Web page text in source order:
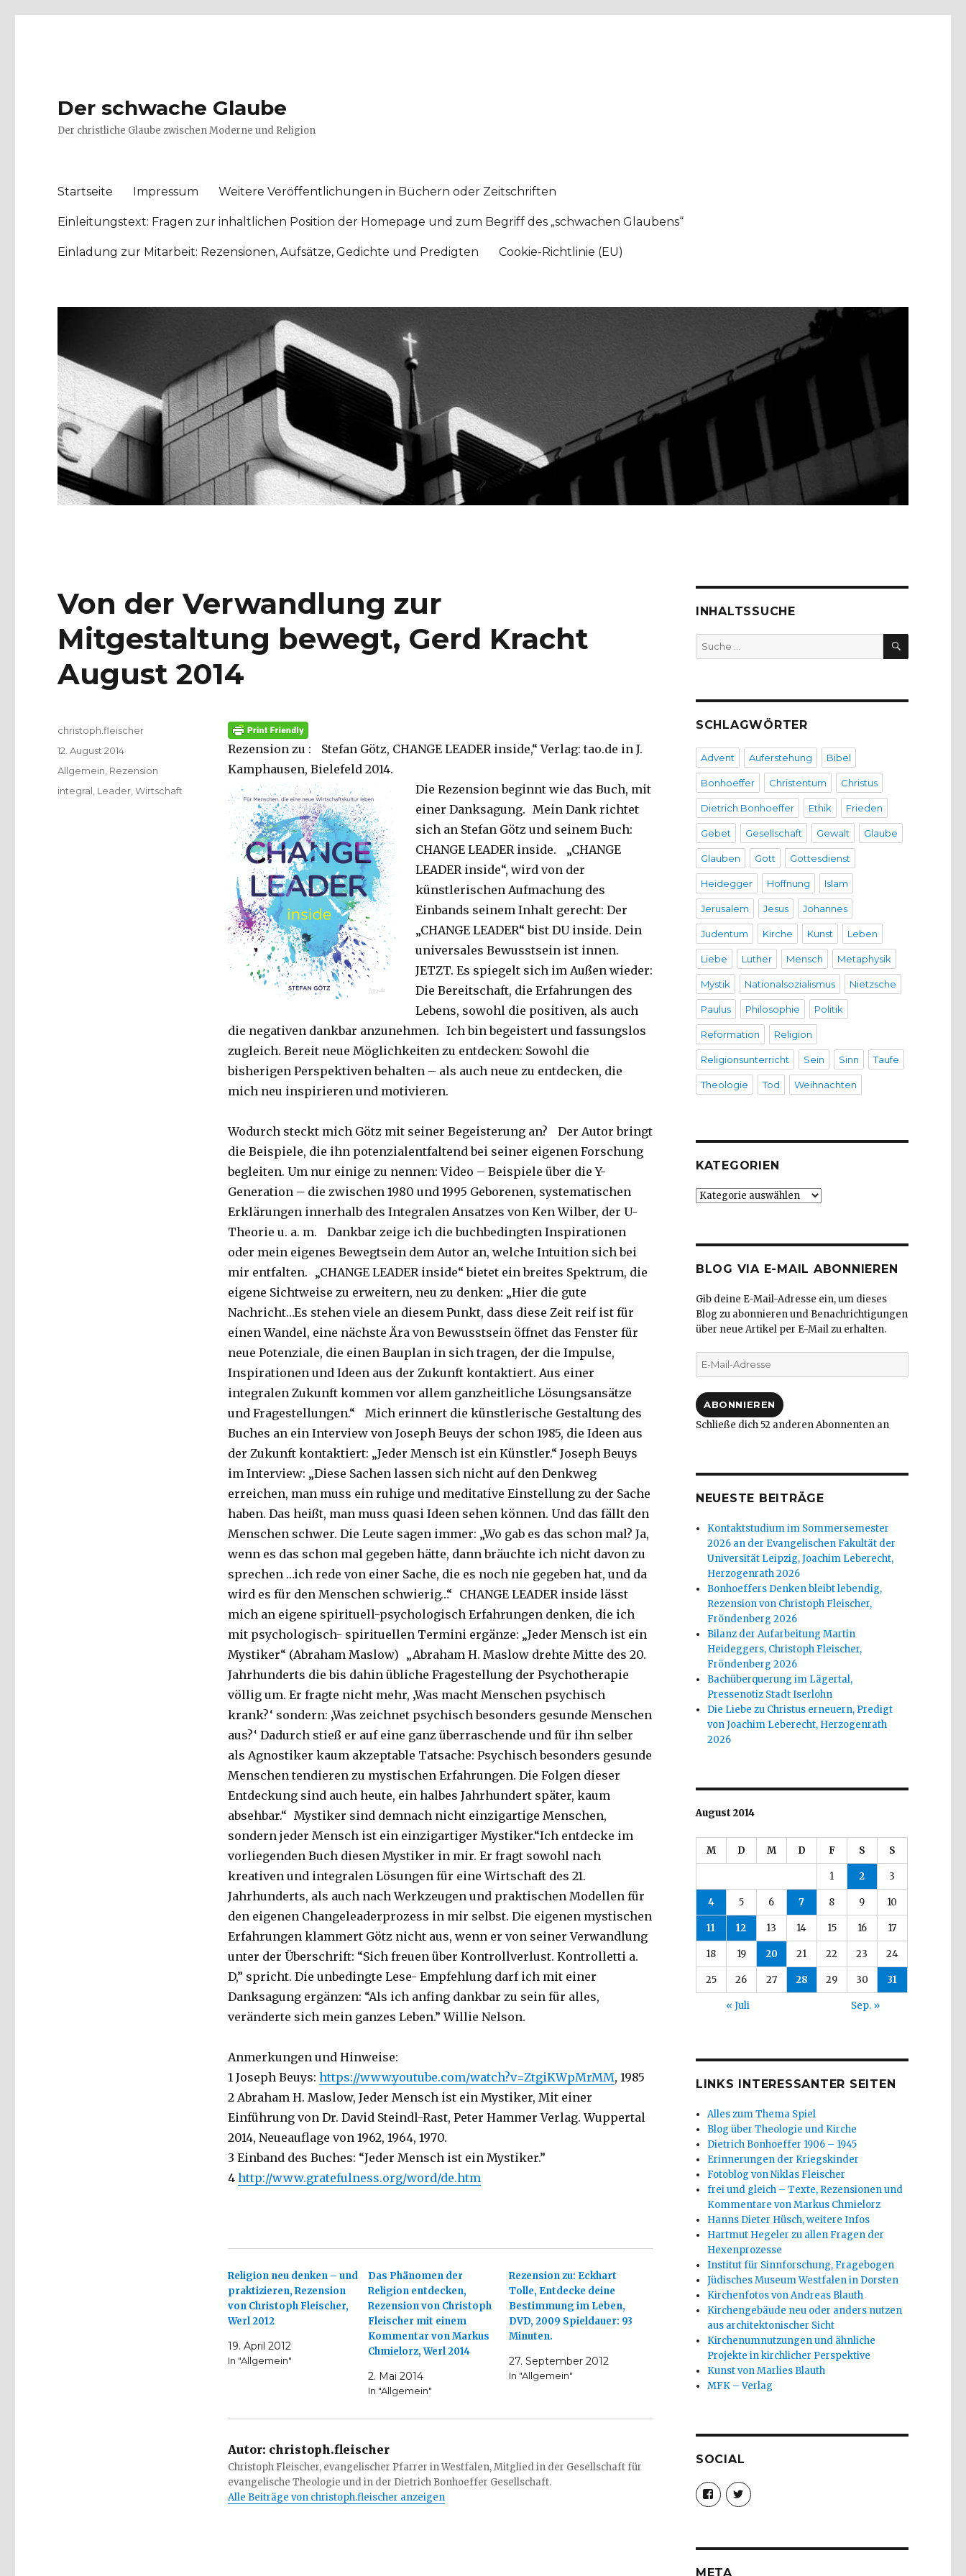
Der schwache Glaube
Der christliche Glaube zwischen Moderne und Religion
Startseite Impressum Weitere Veröffentlichungen in Büchern oder Zeitschriften
Einleitungstext: Fragen zur inhaltlichen Position der Homepage und zum Begriff des „schwachen Glaubens“
Einladung zur Mitarbeit: Rezensionen, Aufsätze, Gedichte und Predigten Cookie-Richtlinie (EU)
Von der Verwandlung zur
Mitgestaltung bewegt, Gerd Kracht
August 2014
Rezension zu : Stefan Götz, CHANGE LEADER inside,“ Verlag: tao.de in J.
Kamphausen, Bielefeld 2014.
Die Rezension beginnt wie das Buch, mit
einer Danksagung. Mein Dank richtet
sich an Stefan Götz und seinem Buch:
CHANGE LEADER inside. „CHANGE
LEADER inside“, wird von der
künstlerischen Aufmachung des
Einbands seinem Inhalt gerecht: Der
„CHANGE LEADER“ bist DU inside. Dein
universales Bewusstsein ist innen.
JETZT. Es spiegelt sich im Außen wieder:
Die Bereitschaft, die Erfahrungen des
Lebens, sowohl die positiven, als auch
die negativen dankbar anzunehmen. Ich bin begeistert und fassungslos
zugleich. Bereit neue Möglichkeiten zu entdecken: Sowohl die
bisherigen Perspektiven behalten – als auch neue zu entdecken, die
mich neu inspirieren und motivieren.
Wodurch steckt mich Götz mit seiner Begeisterung an? Der Autor bringt
die Beispiele, die ihn potenzialentfaltend bei seiner eigenen Forschung
begleiten. Um nur einige zu nennen: Video – Beispiele über die Y-
Generation – die zwischen 1980 und 1995 Geborenen, systematischen
Erklärungen innerhalb des Integralen Ansatzes von Ken Wilber, der U-
Theorie u. a. m. Dankbar zeige ich die buchbedingten Inspirationen
oder mein eigenes Bewegtsein dem Autor an, welche Intuition sich bei
mir entfalten. „CHANGE LEADER inside“ bietet ein breites Spektrum, die
eigene Sichtweise zu erweitern, neu zu denken: „Hier die gute
Nachricht…Es stehen viele an diesem Punkt, dass diese Zeit reif ist für
einen Wandel, eine nächste Ära von Bewusstsein öffnet das Fenster für
neue Potenziale, die einen Bauplan in sich tragen, der die Impulse,
Inspirationen und Ideen aus der Zukunft kontaktiert. Aus einer
integralen Zukunft kommen vor allem ganzheitliche Lösungsansätze
und Fragestellungen.“ Mich erinnert die künstlerische Gestaltung des
Buches an ein Interview von Joseph Beuys der schon 1985, die Ideen aus
der Zukunft kontaktiert: „Jeder Mensch ist ein Künstler.“ Joseph Beuys
im Interview: „Diese Sachen lassen sich nicht auf den Denkweg
erreichen, man muss ein ruhige und meditative Einstellung zu der Sache
haben. Das heißt, man muss quasi Ideen sehen können. Und das fällt den
Menschen schwer. Die Leute sagen immer: „Wo gab es das schon mal? Ja,
wenn es das schon mal gegeben hätte, dann bräuchte ich nicht davon zu
sprechen …ich rede von einer Sache, die es noch nie gegeben hat, und da
wird es für den Menschen schwierig…“ CHANGE LEADER inside lässt
mich an eigene spirituell-psychologisch Erfahrungen denken, die ich
mit psychologisch- spirituellen Termini ergänze: „Jeder Mensch ist ein
Mystiker“ (Abraham Maslow) „Abraham H. Maslow drehte Mitte des 20.
Jahrhunderts die bis dahin übliche Fragestellung der Psychotherapie
völlig um. Er fragte nicht mehr, ‚Was macht Menschen psychisch
krank?‘ sondern: ‚Was zeichnet psychisch besonders gesunde Menschen
aus?‘ Dadurch stieß er auf eine ganz überraschende und für ihn selber
als Agnostiker kaum akzeptable Tatsache: Psychisch besonders gesunde
Menschen tendieren zu mystischen Erfahrungen. Die Folgen dieser
Entdeckung sind auch heute, ein halbes Jahrhundert später, kaum
absehbar.“ Mystiker sind demnach nicht einzigartige Menschen,
sondern jeder Mensch ist ein einzigartiger Mystiker.“Ich entdecke im
vorliegenden Buch diesen Mystiker in mir. Er fragt sowohl nach
kreativen und integralen Lösungen für eine Wirtschaft des 21.
Jahrhunderts, als auch nach Werkzeugen und praktischen Modellen für
den eigenen Changeleaderprozess in mir selbst. Die eigenen mystischen
Erfahrungen klammert Götz nicht aus, wenn er von seiner Verwandlung
unter der Überschrift: “Sich freuen über Kontrollverlust. Kontrolletti a.
D,” spricht. Die unbedingte Lese- Empfehlung darf ich mit einer
Danksagung ergänzen: “Als ich anfing dankbar zu sein für alles,
veränderte sich mein ganzes Leben.” Willie Nelson.
Anmerkungen und Hinweise:
1 Joseph Beuys: https://www.youtube.com/watch?v=ZtgiKWpMrMM, 1985
2 Abraham H. Maslow, Jeder Mensch ist ein Mystiker, Mit einer
Einführung von Dr. David Steindl-Rast, Peter Hammer Verlag. Wuppertal
2014, Neueauflage von 1962, 1964, 1970.
3 Einband des Buches: “Jeder Mensch ist ein Mystiker.”
4 http://www.gratefulness.org/word/de.htm
Religion neu denken – und
praktizieren, Rezension
von Christoph Fleischer,
Werl 2012
19. April 2012
In "Allgemein"
Das Phänomen der
Religion entdecken,
Rezension von Christoph
Fleischer mit einem
Kommentar von Markus
Chmielorz, Werl 2014
2. Mai 2014
In "Allgemein"
Rezension zu: Eckhart
Tolle, Entdecke deine
Bestimmung im Leben,
DVD, 2009 Spieldauer: 93
Minuten.
27. September 2012
In "Allgemein"
Autor: christoph.fleischer
Christoph Fleischer, evangelischer Pfarrer in Westfalen, Mitglied in der Gesellschaft für
evangelische Theologie und in der Dietrich Bonhoeffer Gesellschaft.
Alle Beiträge von christoph.fleischer anzeigen
Autor
christoph.fleischer
Veröffentlicht
am
12. August 2014
Kategorien
Allgemein Rezension
Schlagwörter
integral Leader ,Wirtschaft
INHALTSSUCHE
Suche
nach:
SUCHEN
SCHLAGWÖRTER
Advent Auferstehung Bibel
Bonhoeffer Christentum Christus
Dietrich Bonhoeffer Ethik Frieden
Gebet Gesellschaft Gewalt Glaube
Glauben Gott Gottesdienst
Heidegger Hoffnung Islam
Jerusalem Jesus Johannes
Judentum Kirche Kunst Leben
Liebe Luther Mensch Metaphysik
Mystik Nationalsozialismus Nietzsche
Paulus Philosophie Politik
Reformation Religion
Religionsunterricht Sein Sinn Taufe
Theologie Tod Weihnachten
KATEGORIEN
Kategorien
BLOG VIA E-MAIL ABONNIEREN
Gib deine E-Mail-Adresse ein, um dieses
Blog zu abonnieren und Benachrichtigungen
über neue Artikel per E-Mail zu erhalten.
E-
Mail-
ABONNIEREN
Schließe dich 52 anderen Abonnenten an
NEUESTE BEITRÄGE
Kontaktstudium im Sommersemester
2026 an der Evangelischen Fakultät der
Universität Leipzig, Joachim Leberecht,
Herzogenrath 2026
Bonhoeffers Denken bleibt lebendig,
Rezension von Christoph Fleischer,
Fröndenberg 2026
Bilanz der Aufarbeitung Martin
Heideggers, Christoph Fleischer,
Fröndenberg 2026
Bachüberquerung im Lägertal,
Pressenotiz Stadt Iserlohn
Die Liebe zu Christus erneuern, Predigt
von Joachim Leberecht, Herzogenrath
2026
August 2014
M D M D F S S
1 2 3
4 5 6 7 8 9 10
11 12 13 14 15 16 17
18 19 20 21 22 23 24
25 26 27 28 29 30 31
« Juli Sep. »
LINKS INTERESSANTER SEITEN
Alles zum Thema Spiel
Blog über Theologie und Kirche
Dietrich Bonhoeffer 1906 – 1945
Erinnerungen der Kriegskinder
Fotoblog von Niklas Fleischer
frei und gleich – Texte, Rezensionen und
Kommentare von Markus Chmielorz
Hanns Dieter Hüsch, weitere Infos
Hartmut Hegeler zu allen Fragen der
Hexenprozesse
Institut für Sinnforschung, Fragebogen
Jüdisches Museum Westfalen in Dorsten
Kirchenfotos von Andreas Blauth
Kirchengebäude neu oder anders nutzen
aus architektonischer Sicht
Kirchenumnutzungen und ähnliche
Projekte in kirchlicher Perspektive
Kunst von Marlies Blauth
MFK – Verlag
SOCIAL
Profil
von
christoph.fleischer1
anzeigen
Profil
von
anzeigen
META